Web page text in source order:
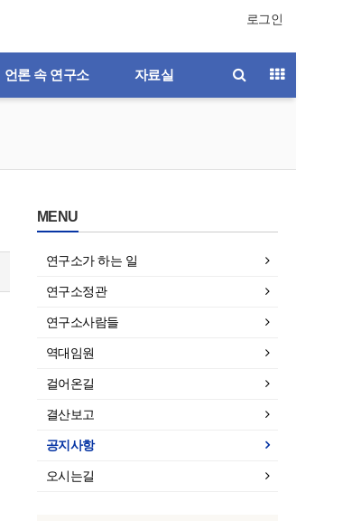
로그인
언론 속 연구소 자료실
MENU
연구소가 하는 일
연구소정관
연구소사람들
역대임원
걸어온길
결산보고
공지사항
오시는길